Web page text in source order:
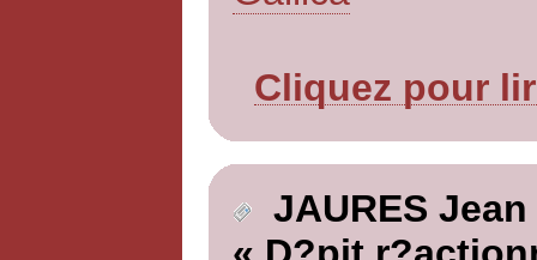
Cliquez pour
JAURES Jean